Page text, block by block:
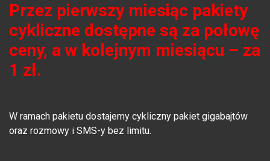
Przez pierwszy miesiąc pakiety
cykliczne dostępne są za połowę
ceny, a w kolejnym miesiącu – za
1 zł.
W ramach pakietu dostajemy cykliczny pakiet gigabajtów
oraz rozmowy i SMS-y bez limitu.